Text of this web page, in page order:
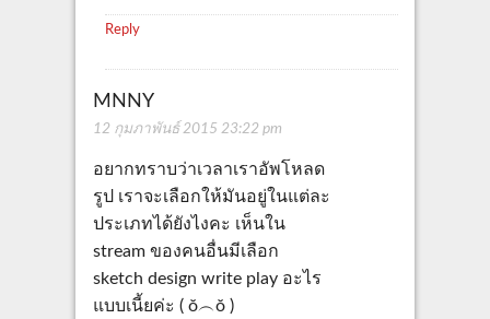
Reply
MNNY
12 กุมภาพันธ์ 2015 23:22 pm
อยากทราบว่าเวลาเราอัพโหลด
รูป เราจะเลือกให้มันอยู่ในแต่ละ
ประเภทได้ยังไงคะ เห็นใน
stream ของคนอื่นมีเลือก
sketch design write play อะไร
แบบเนี้ยค่ะ ( ŏ︵ŏ )